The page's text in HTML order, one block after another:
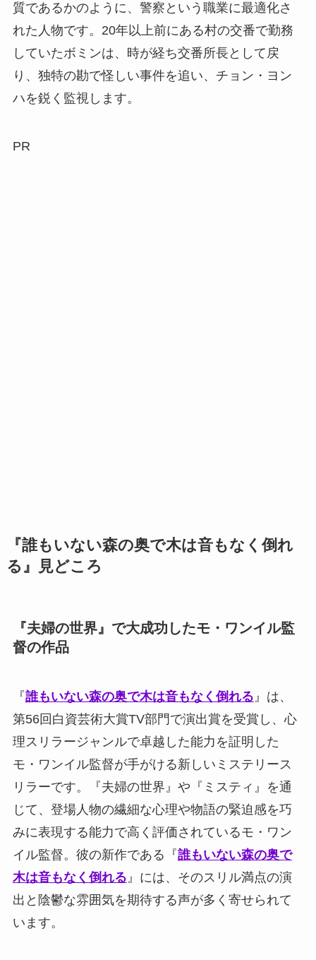
質であるかのように、警察という職業に最適化さ
れた人物です。20年以上前にある村の交番で勤務
していたボミンは、時が経ち交番所長として戻
り、独特の勘で怪しい事件を追い、チョン・ヨン
ハを鋭く監視します。
PR
『誰もいない森の奥で木は音もなく倒れ
る』見どころ
『夫婦の世界』で大成功したモ・ワンイル監
督の作品
『誰もいない森の奥で木は音もなく倒れる 』は、
第56回白資芸術大賞TV部門で演出賞を受賞し、心
理スリラージャンルで卓越した能力を証明した
モ・ワンイル監督が手がける新しいミステリース
リラーです。『夫婦の世界』や『ミスティ』を通
じて、登場人物の繊細な心理や物語の緊迫感を巧
みに表現する能力で高く評価されているモ・ワン
イル監督。彼の新作である『誰もいない森の奥で
木は音もなく倒れる 』には、そのスリル満点の演
出と陰鬱な雰囲気を期待する声が多く寄せられて
います。